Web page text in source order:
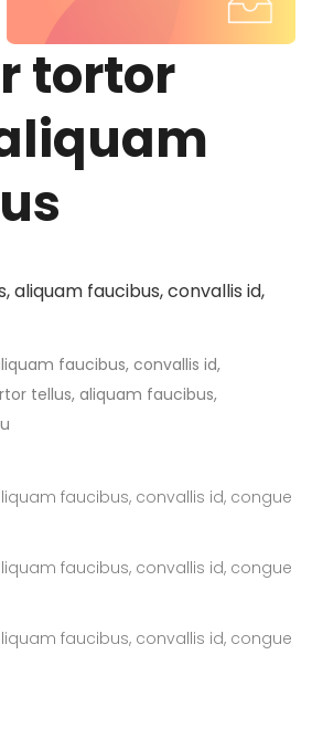
tortor
faucibus, convallis id,
faucibus, convallis id,
tellus, aliquam faucibus,
faucibus, convallis id, congue
faucibus, convallis id, congue
faucibus, convallis id, congue